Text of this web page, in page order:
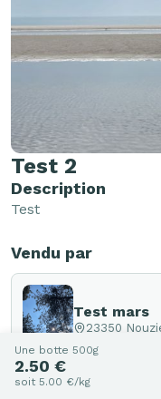
Test 2
Description
Test
Vendu par
Test mars
23350
Une botte 500g
2.50 €
soit 5.00 €/kg